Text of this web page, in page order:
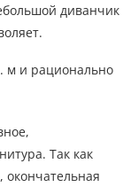
диванчик
Так как
окончательная